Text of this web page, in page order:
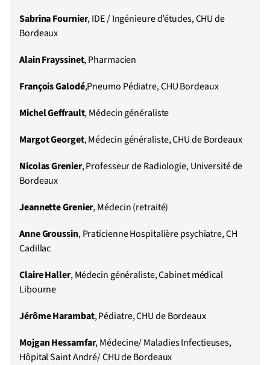
Sabrina Fournier, IDE / Ingénieure d’études, CHU de
Bordeaux
Alain Frayssinet, Pharmacien
François Galodé,Pneumo Pédiatre, CHU Bordeaux
Michel Geffrault, Médecin généraliste
Margot Georget, Médecin généraliste, CHU de Bordeaux
Nicolas Grenier, Professeur de Radiologie, Université de
Bordeaux
Jeannette Grenier, Médecin (retraité)
Anne Groussin, Praticienne Hospitalière psychiatre, CH
Cadillac
Claire Haller, Médecin généraliste, Cabinet médical
Libourne
Jérôme Harambat, Pédiatre, CHU de Bordeaux
Mojgan Hessamfar, Médecine/ Maladies Infectieuses,
Hôpital Saint André/ CHU de Bordeaux